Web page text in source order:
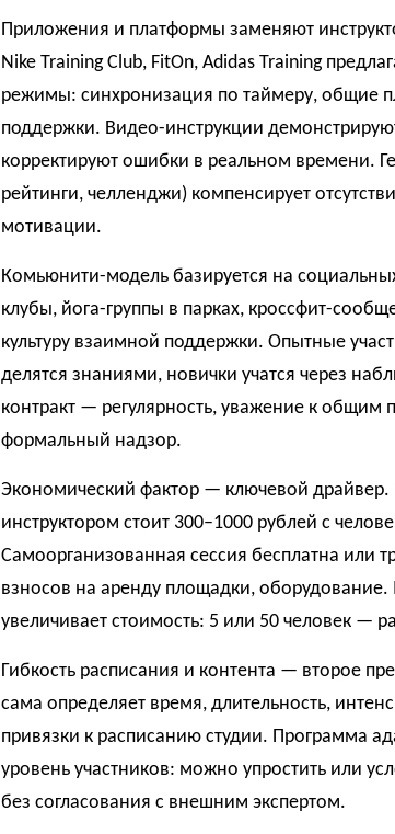
Приложения и платформы заменяют
Nike Training Club, FitOn, Adidas Training
режимы: синхронизация по таймеру, общие
поддержки. Видео-инструкции
корректируют ошибки в реальном времени.
рейтинги, челленджи) компенсирует
мотивации.
Комьюнити-модель базируется на
клубы, йога-группы в парках, кроссфит-
культуру взаимной поддержки. Опытные
делятся знаниями, новички учатся через
контракт — регулярность, уважение к
формальный надзор.
Экономический фактор — ключевой драйвер.
инструктором стоит 300–1000 рублей с
Самоорганизованная сессия бесплатна или
взносов на аренду площадки,
увеличивает стоимость: 5 или 50 человек —
Гибкость расписания и контента — второе
сама определяет время, длительность,
привязки к расписанию студии. Программа
уровень участников: можно упростить или
без согласования с внешним экспертом.